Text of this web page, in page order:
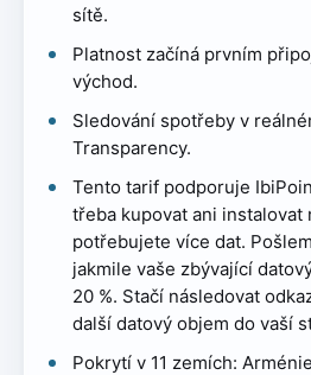
sítě.
Platnost začíná prvním
východ.
Sledování spotřeby v
Transparency.
Tento tarif podporuje
třeba kupovat ani instalovat
potřebujete více dat.
jakmile vaše zbývající
20 %. Stačí následovat
další datový objem do vaší
Pokrytí v 11 zemích: